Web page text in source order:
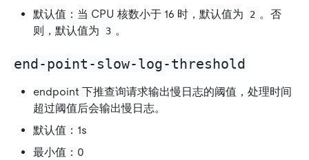
默认值：当 CPU 核数小于 16 时，默认值为
2 。否
则，默认值为
3 。
end-point-slow-log-threshold
endpoint 下推查询请求输出慢日志的阈值，处理时间
超过阈值后会输出慢日志。
默认值：1s
最小值：0